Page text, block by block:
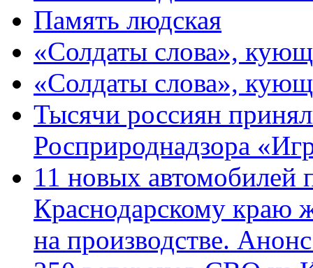
Память людская
«Солдаты слова»,
«Солдаты слова»,
Тысячи россиян
Росприроднадзора
11 новых автомобилей
Краснодарскому краю
на производстве.